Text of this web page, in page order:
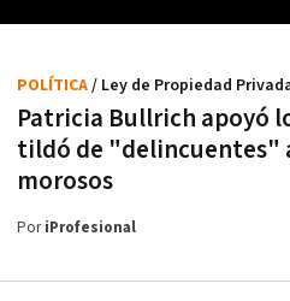
Patricia Bullrich apoyó
tildó de "delincuentes"
morosos
POLÍTICA/ Ley de Propiedad
PoriProfesional